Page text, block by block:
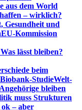
aus dem World
– wirklich?
Gesundheit und
EU-Kommission
lässt bleiben?
beim
StudieWelt-
Angehörige bleiben
muss Strukturen
– aber